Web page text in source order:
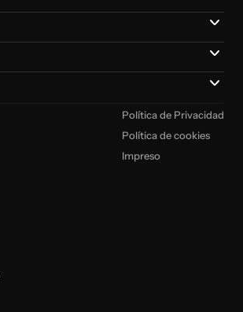
Política de Privacidad
Política de cookies
Impreso